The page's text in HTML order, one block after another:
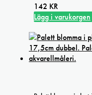
142 KR
Lägg i varukorgen